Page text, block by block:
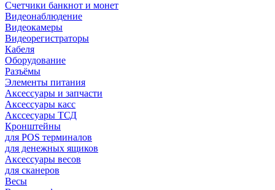
Счетчики банкнот и монет
Видеонаблюдение
Видеокамеры
Видеорегистраторы
Кабеля
Оборудование
Разъёмы
Элементы питания
Аксессуары и запчасти
Аксессуары касс
Акссесуары ТСД
Кронштейны
для POS терминалов
для денежных ящиков
Аксессуары весов
для сканеров
Весы